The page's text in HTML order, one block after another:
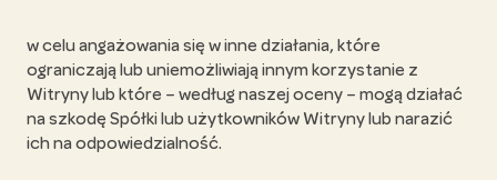
w celu angażowania się w inne działania, które
ograniczają lub uniemożliwiają innym korzystanie z
Witryny lub które – według naszej oceny – mogą działać
na szkodę Spółki lub użytkowników Witryny lub narazić
ich na odpowiedzialność.